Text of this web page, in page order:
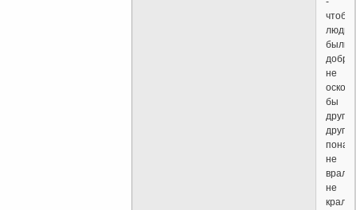
чтобы
люди
были
не
бы
друг
друга
не
врали,
не
крали,